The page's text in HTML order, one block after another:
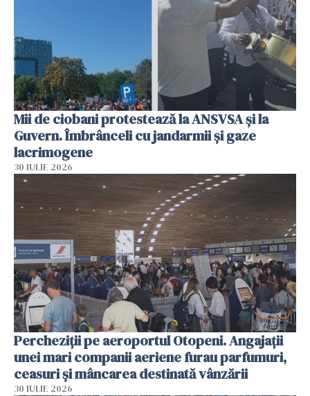
Mii de ciobani protestează la ANSVSA și la
Guvern. Îmbrânceli cu jandarmii și gaze
lacrimogene
30 IULIE 2026
Percheziții pe aeroportul Otopeni. Angajații
unei mari companii aeriene furau parfumuri,
ceasuri și mâncarea destinată vânzării
30 IULIE 2026